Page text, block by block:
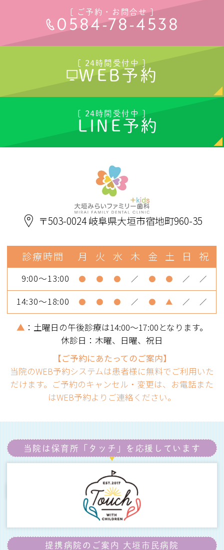
[ ご予約・お問合せ ]
0584-78-4538
[ 24時間受付中 ]
WEB予約
[ 24時間受付中 ]
LINE予約
〒503-0024 岐阜県大垣市宿地町960-35
診療時間 月 火 水 木 金 土 日 祝
9:00～13:00 ● ● ● ／ ● ● ／ ／
14:30～18:00 ● ● ● ／ ● ▲ ／ ／
▲ ：土曜日の午後診療は14:00～17:00となります。
休診日：木曜、日曜、祝日
【ご予約にあたってのご案内】
当院のWEB予約システムは患者様に無料でご利用いた
だけます。ご予約のキャンセル・変更は、お電話また
はWEB予約よりご連絡ください。
当院は保育所「タッチ」を 応援しています
提携病院のご案内 大垣市民病院